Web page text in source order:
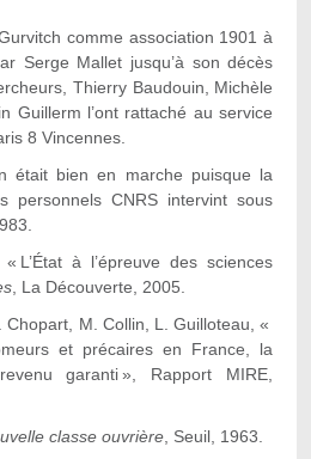
comme association 1901 à
Serge Mallet jusqu’à son décès
Thierry Baudouin, Michèle
Guillerm l’ont rattaché au service
8 Vincennes.
était bien en marche puisque la
personnels CNRS intervint sous
L’État à l’épreuve des sciences
, La Découverte, 2005.
Chopart, M. Collin, L. Guilloteau, «
et précaires en France, la
garanti », Rapport MIRE,
classe ouvrière, Seuil, 1963.